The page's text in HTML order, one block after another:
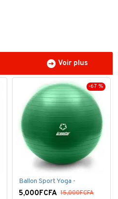
Voir plus
-67 %
Ballon Sport Yoga -
5,000FCFA 15,000FCFA